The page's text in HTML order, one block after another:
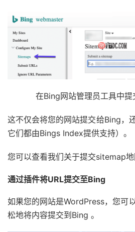
在Bing网站管理员工具中提
这不仅会将您的网站提交给Bing，
它们都由Bings Index提供支持）。
您可以查看我们关于提交sitemap地
通过插件将URL提交至Bing
如果您的网站是WordPress，您可
松地将内容提交到Bing 。